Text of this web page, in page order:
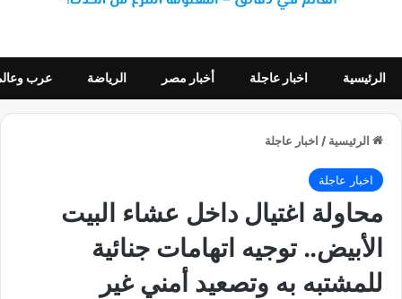
الرئيسية اخبار عاجلة أخبار مصر الرياضة عرب
الرئيسية / اخبار عاجلة
اخبار عاجلة
محاولة اغتيال داخل عشاء البيت
الأبيض.. توجيه اتهامات جنائية
للمشتبه به وتصعيد أمني غير